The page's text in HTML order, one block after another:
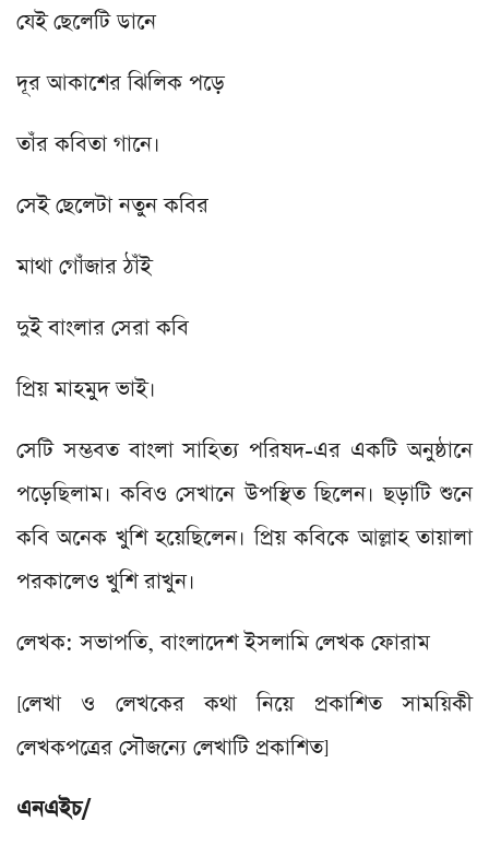
যেই ছেলেটি ডানে
দূর আকাশের ঝিলিক পড়ে
তাঁর কবিতা গানে।
সেই ছেলেটা নতুন কবির
মাথা গোঁজার ঠাঁই
দুই বাংলার সেরা কবি
প্রিয় মাহমুদ ভাই।
সেটি সম্ভবত বাংলা সাহিত্য পরিষদ-এর একটি অনুষ্ঠানে
পড়েছিলাম। কবিও সেখানে উপস্থিত ছিলেন। ছড়াটি শুনে
কবি অনেক খুশি হয়েছিলেন। প্রিয় কবিকে আল্লাহ তায়ালা
পরকালেও খুশি রাখুন।
লেখক: সভাপতি, বাংলাদেশ ইসলামি লেখক ফোরাম
[লেখা ও লেখকের কথা নিয়ে প্রকাশিত সাময়িকী
লেখকপত্রের সৌজন্যে লেখাটি প্রকাশিত]
এনএইচ/